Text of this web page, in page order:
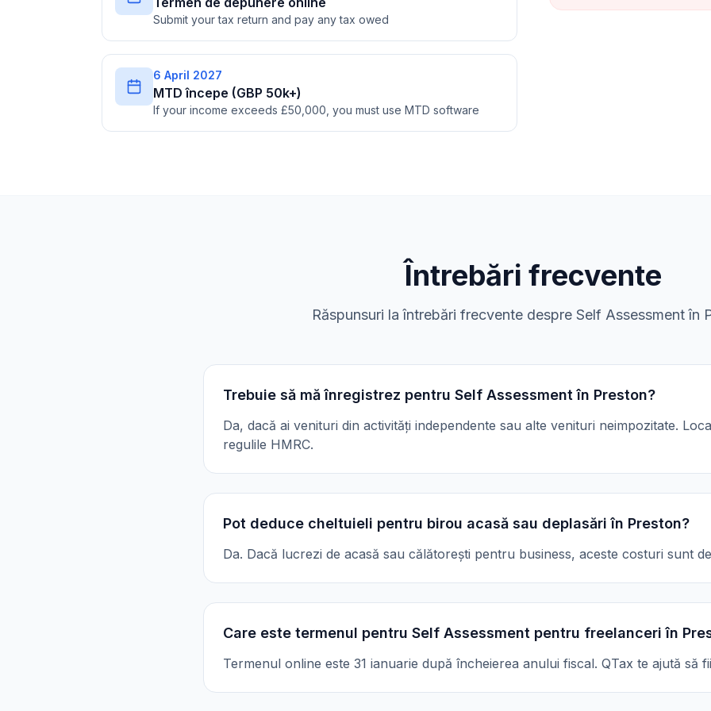
Submit your tax return and pay any tax owed
6 April 2027
MTD începe (GBP 50k+)
If your income exceeds £50,000, you must use MTD software
Întrebări frecvente
Răspunsuri la întrebări frecvente despre Self Assessment în
Trebuie să mă înregistrez pentru Self Assessment în Preston?
Da, dacă ai venituri din activități independente sau alte venituri neimpozitate.
regulile HMRC.
Pot deduce cheltuieli pentru birou acasă sau deplasări în Preston?
Da. Dacă lucrezi de acasă sau călătorești pentru business, aceste costuri sunt
Care este termenul pentru Self Assessment pentru freelanceri în
Termenul online este 31 ianuarie după încheierea anului fiscal. QTax te ajută să